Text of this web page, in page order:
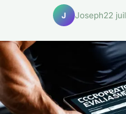
J Joseph22